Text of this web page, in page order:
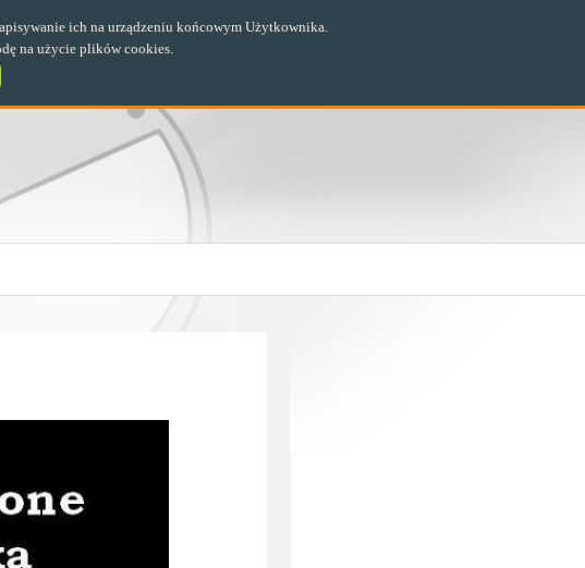
ich na urządzeniu końcowym Użytkownika.
na użycie plików cookies.